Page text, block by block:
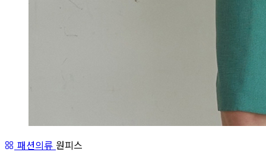
패션의류 원피스